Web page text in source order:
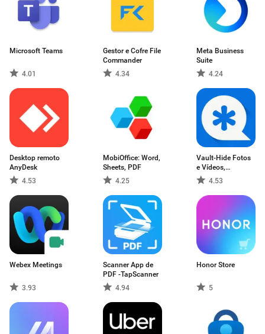
Microsoft Teams
4.01
Gestor e Cofre File
Commander
4.34
Meta Business
Suite
4.24
Desktop remoto
AnyDesk
4.53
MobiOffice: Word,
Sheets, PDF
4.25
Vault-Hide Fotos
e Vídeos,
Bloquear App
4.53
Webex Meetings
3.93
Scanner App de
PDF -TapScanner
4.94
Honor Store
5